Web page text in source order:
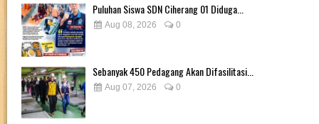
Puluhan Siswa SDN Ciherang 01 Diduga...
Aug 08, 2026 0
Sebanyak 450 Pedagang Akan Difasilitasi...
Aug 07, 2026 0